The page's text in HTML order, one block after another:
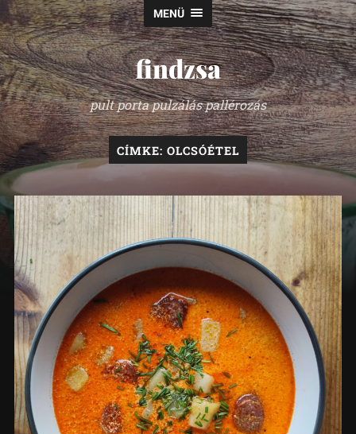
MENÜ
findzsa
pult porta pulzálás pallérozás
CÍMKE: OLCSÓÉTEL